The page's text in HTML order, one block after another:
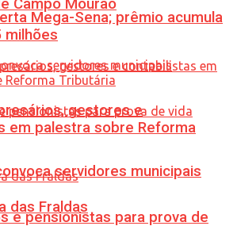
Campo Mourão
servidores municipais
e pensionistas para prova de
Mega-Sena; prêmio acumula
milhões
gestores e
em palestra sobre Reforma
das Fraldas